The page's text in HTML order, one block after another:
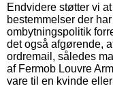
Endvidere støtter vi
bestemmelser der
ombytningspolitik
det også afgørende,
ordremail, således
af Fermob Louvre
vare til en kvinde